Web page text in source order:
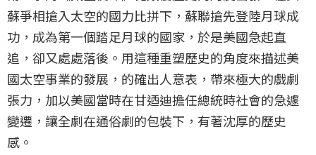
蘇爭相搶入太空的國力比拼下，蘇聯搶先登陸月球成
功，成為第一個踏足月球的國家，於是美國急起直
追，卻又處處落後。用這種重塑歷史的角度來描述美
國太空事業的發展，的確出人意表，帶來極大的戲劇
張力，加以美國當時在甘迺迪擔任總統時社會的急遽
變遷，讓全劇在通俗劇的包裝下，有著沈厚的歷史
感。